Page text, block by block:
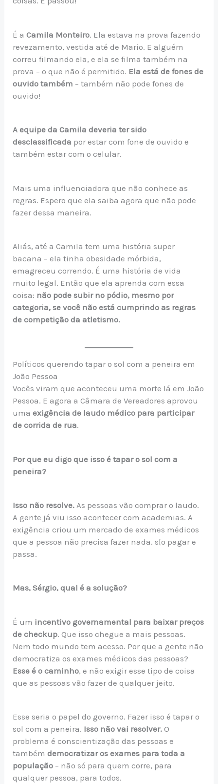
É aCamila Monteiro. Ela estava na prova fazendo
revezamento, vestida até de Mario. E alguém
correu filmando ela, e ela se filma também na
prova – o que não é permitido. Ela está de fones de
ouvido também – também não pode fones de
ouvido!
A equipe da Camila deveria ter sido
desclassificada por estar com fone de ouvido e
também estar com o celular.
Mais uma influenciadora que não conhece as
regras. Espero que ela saiba agora que não pode
fazer dessa maneira.
Aliás, até a Camila tem uma história super
bacana – ela tinha obesidade mórbida,
emagreceu correndo. É uma história de vida
muito legal. Então que ela aprenda com essa
coisa: não pode subir no pódio, mesmo por
categoria, se você não está cumprindo as regras
de competição da atletismo.
Políticos querendo tapar o sol com a peneira em
João Pessoa
Vocês viram que aconteceu uma morte lá em João
Pessoa. E agora a Câmara de Vereadores aprovou
umaexigência de laudo médico para participar
de corrida de rua.
Por que eu digo que isso é tapar o sol com a
peneira?
Isso não resolve. As pessoas vão comprar o laudo.
A gente já viu isso acontecer com academias. A
exigência criou um mercado de exames médicos
que a pessoa não precisa fazer nada. s[o pagar e
passa.
Mas, Sérgio, qual é a solução?
É um incentivo governamental para baixar preços
de checkup. Que isso chegue a mais pessoas.
Nem todo mundo tem acesso. Por que a gente não
democratiza os exames médicos das pessoas?
Esse é o caminho, e não exigir esse tipo de coisa
que as pessoas vão fazer de qualquer jeito.
Esse seria o papel do governo. Fazer isso é tapar o
sol com a peneira. Isso não vai resolver. O
problema é conscientização das pessoas e
tambémdemocratizar os exames para toda a
população – não só para quem corre, para
qualquer pessoa, para todos.